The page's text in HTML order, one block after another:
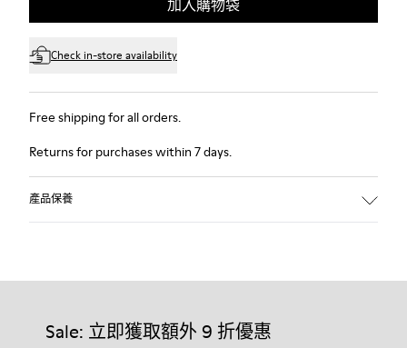
加入購物袋
Check in-store availability
Free shipping for all orders.
Returns for purchases within 7 days.
產品保養
Sale: 立即獲取額外 9 折優惠